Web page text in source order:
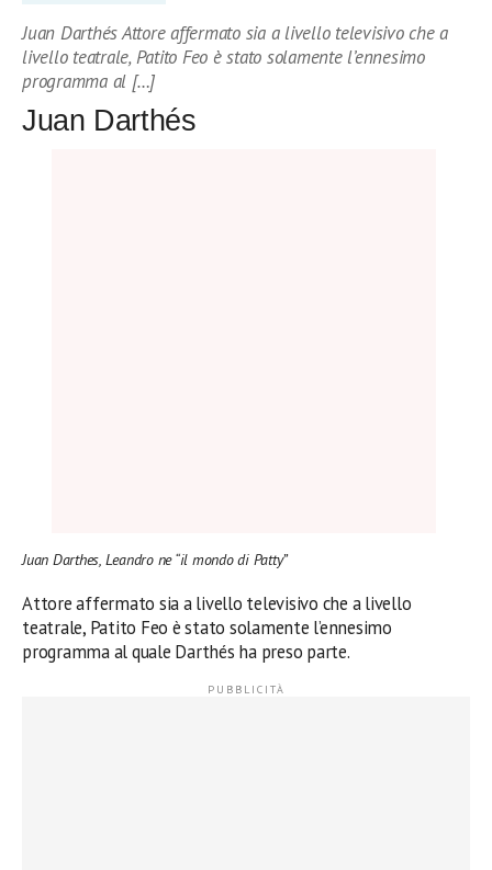
Juan Darthés Attore affermato sia a livello televisivo che a
livello teatrale, Patito Feo è stato solamente l’ennesimo
programma al […]
Juan Darthés
Juan Darthes, Leandro ne “il mondo di Patty”
Attore affermato sia a livello televisivo che a livello
teatrale, Patito Feo è stato solamente l’ennesimo
programma al quale Darthés ha preso parte.